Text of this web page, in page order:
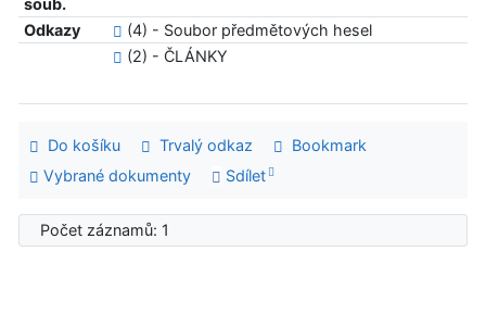
soub.
Odkazy
(4) - Soubor předmětových hesel
(2) - ČLÁNKY
Do košíku Trvalý odkaz
Bookmark
Vybrané dokumenty
Sdílet
Počet záznamů: 1